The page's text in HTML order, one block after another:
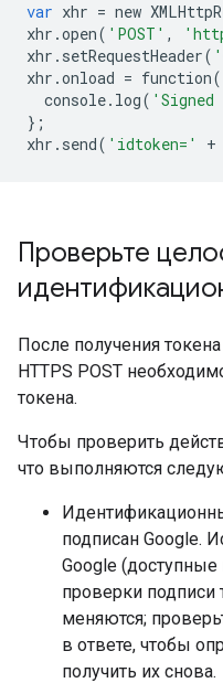
var xhr = new
xhr .open( 'POST' ,
xhr . setRequestHeader(
xhr .onload = function
console. log(
};
xhr . send( 'idtoken=' +
Проверьте
После получения
HTTPS POST
токена.
Чтобы проверить
что выполняются
подписан Google.
Google
проверки подписи
меняются;
в ответе, чтобы
получить их снова.